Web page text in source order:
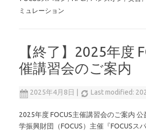
ミュレーション
【終了】2025年度
催講習会のご案内
2025年4月8日 Last modified:
2025年度 FOCUS主催講習会のご案内
学振興財団（FOCUS）主催『FOCUSス